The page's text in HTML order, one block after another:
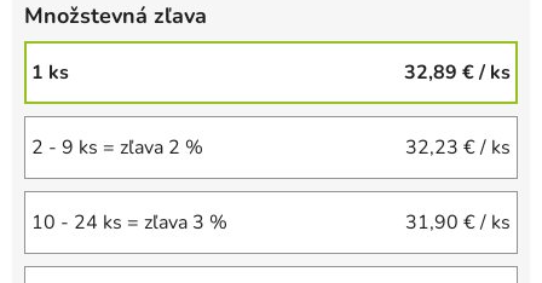
Množstevná zľava
1 ks 32,89 €/ ks
2 - 9 ks = zľava 2 % 32,23 €/ ks
10 - 24 ks = zľava 3 % 31,90 €/ ks